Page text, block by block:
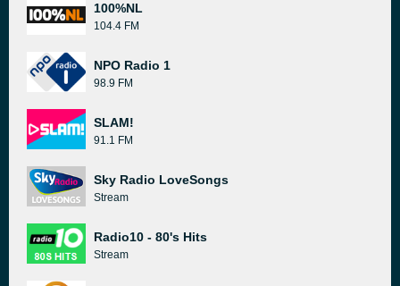
100%NL
104.4 FM
NPO Radio 1
98.9 FM
SLAM!
91.1 FM
Sky Radio LoveSongs
Stream
Radio10 - 80's Hits
Stream